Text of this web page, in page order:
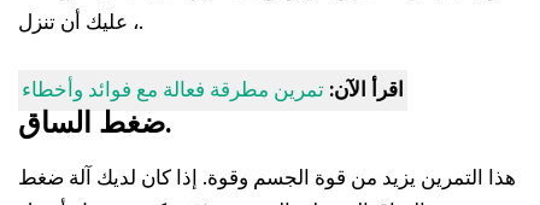
، عليك أن تنزل.
اقرأ الآن: تمرين مطرقة فعالة مع فوائد وأخطاء
ضغط الساق.
هذا التمرين يزيد من قوة الجسم وقوة. إذا كان لديك آلة ضغط